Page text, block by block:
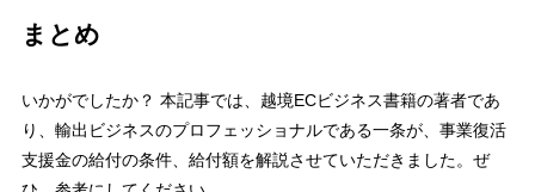
まとめ
いかがでしたか？ 本記事では、越境ECビジネス書籍の著者であ
り、輸出ビジネスのプロフェッショナルである一条が、事業復活
支援金の給付の条件、給付額を解説させていただきました。ぜ